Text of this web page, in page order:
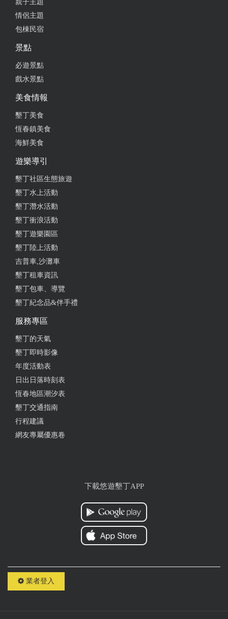
親子主題
情侶主題
包棟民宿
景點
必遊景點
戲水景點
美食情報
墾丁美食
恆春鎮美食
海鮮美食
遊樂導引
墾丁社區生態旅遊
墾丁水上活動
墾丁潛水活動
墾丁衝浪活動
墾丁遊樂園區
墾丁陸上活動
吉普車,沙灘車
墾丁租車資訊
墾丁包車、導覽
墾丁紀念品&伴手禮
服務專區
墾丁的天氣
墾丁即時影像
年度活動表
日出日落時刻表
恆春地區潮汐表
墾丁交通指南
行程建議
網友專屬優惠卷
下載悠遊墾丁APP
業者登入